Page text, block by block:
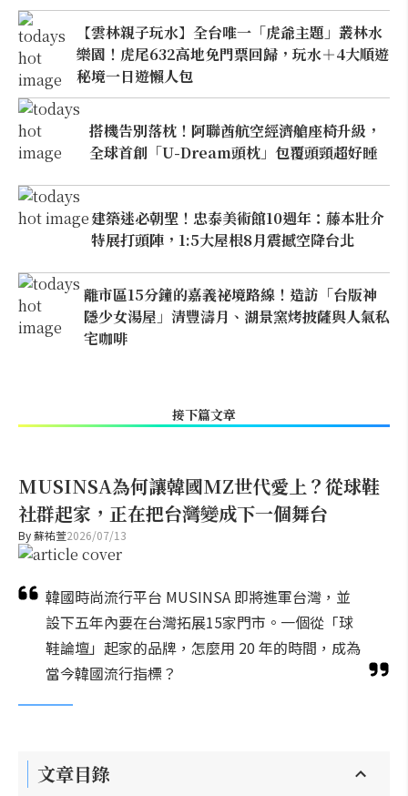
【雲林親子玩水】全台唯一「虎爺主題」叢林水
樂園！虎尾632高地免門票回歸，玩水＋4大順遊
秘境一日遊懶人包
搭機告別落枕！阿聯酋航空經濟艙座椅升級，
全球首創「U-Dream頭枕」包覆頭頸超好睡
建築迷必朝聖！忠泰美術館10週年：藤本壯介
特展打頭陣，1:5大屋根8月震撼空降台北
離市區15分鐘的嘉義祕境路線！造訪「台版神
隱少女湯屋」清豐濤月、湖景窯烤披薩與人氣私
宅咖啡
接下篇文章
MUSINSA為何讓韓國MZ世代愛上？從球鞋
社群起家，正在把台灣變成下一個舞台
By蘇祐萱2026/07/13
韓國時尚流行平台 MUSINSA 即將進軍台灣，並
設下五年內要在台灣拓展15家門市。一個從「球
鞋論壇」起家的品牌，怎麼用 20 年的時間，成為
當今韓國流行指標？
文章目錄